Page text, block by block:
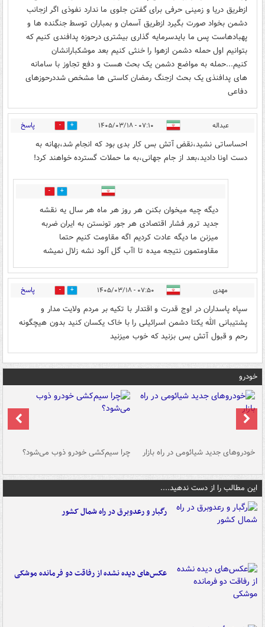
ازطریق دریا و زمینی حرفی برای گفتن جلوی ما ندارد نفوذی اگر ازجانب
دشمن بخواد صورت بگیرد ازطریق آسمان و بمباران توسط جنگنده ها و
پهبادهاست پس ما بایدسرمایه گذاری بیشتری درحوزه پدافندی کنیم که
بتوانیم اول حمله دشمن ازهوا را خنثی کنیم بعد موشکبارانشان
کنیم...حمله به مواضع دشمن یک بحث هست و دفع تجاوز با سامانه
های پدافنذی یک بحث ازجنگ رمضان کاستی ها مشخص شددرحوزهای
دفاعی
عبداله ۰۷:۱۰ - ۱۴۰۵/۰۳/۱۸ 0 پاسخ
احساساتی نشید،نقض آتش بس کار بدی بود که انجام شد،بهانه به
دست اونا دادید،بعد از جام جهانی،به ما حملات گسترده خواهند کرد!
0
دیگه چیه میخوان بکنن هر روز هر ماه ‌هر سال یه نقشه
جدید ترور فشار اقتصادی هر جور تونستن به ایران ضربه
میزنن ما دیگه عادت کردیم اگه مقاومت کنیم حتما
مقاومتمون نتیجه میده تا اآب گل آلود نشه زلال نمیشه
مهدی ۰۷:۵۰ - ۱۴۰۵/۰۳/۱۸ 1 پاسخ
سپاه پاسداران در اوج قدرت و اقتدار با تکیه بر مردم ولایت مدار و
پشتیبانی الله یکتا دشمن اسرائیلی را با خاک یکسان کنید بدون هیچگونه
رحم و قبول آتش بس بزنید که خوب میزنید
خودرو
خودروهای جدید شیائومی در راه بازار چرا سیم‌کشی خودرو ذوب می‌شود؟
این مطالب را از دست ندهید....
رگبار و رعدوبرق در راه شمال کشور
عکس‌های دیده نشده از رفاقت دو فرمانده‌ موشکی